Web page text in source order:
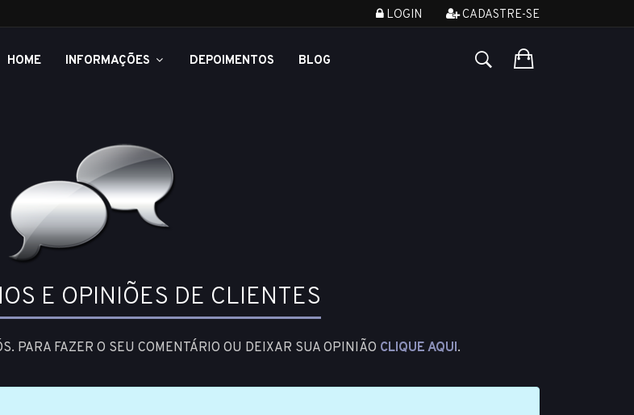
LOGIN CADASTRE-SE
HOME INFORMAÇÕES DEPOIMENTOS BLOG
E OPINIÕES DE CLIENTES
PARA FAZER O SEU COMENTÁRIO OU DEIXAR SUA OPINIÃO CLIQUE AQUI.